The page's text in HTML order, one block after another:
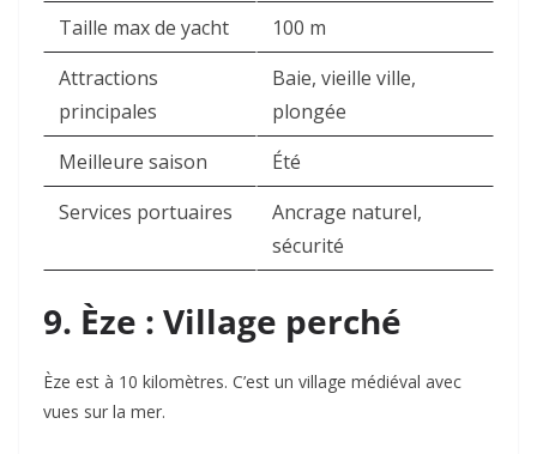
Taille max de yacht
100 m
Attractions
principales
Baie, vieille ville,
plongée
Meilleure saison
Été
Services portuaires
Ancrage naturel,
sécurité
9. Èze : Village perché
Èze est à 10 kilomètres. C’est un village médiéval avec
vues sur la mer.